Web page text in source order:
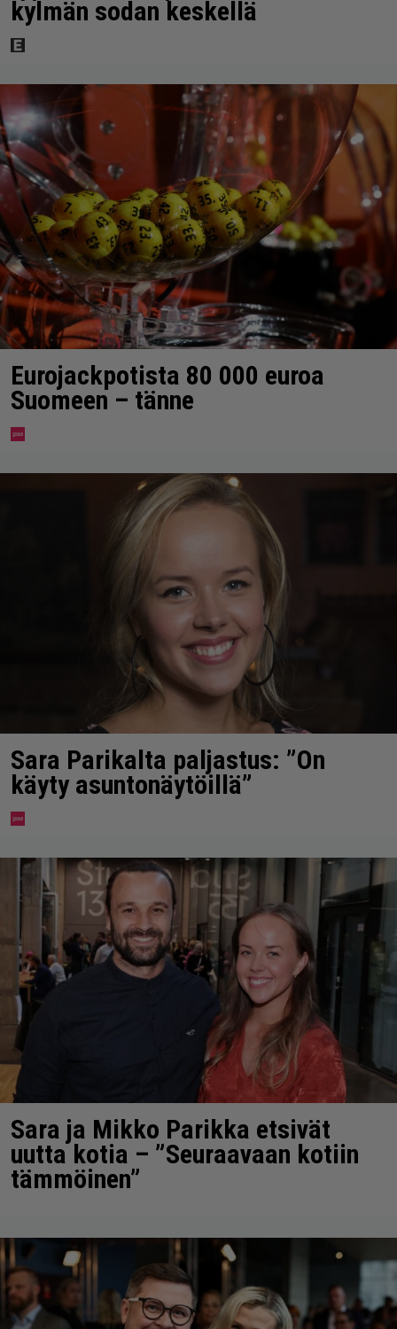
kylmän sodan keskellä
Eurojackpotista 80 000 euroa
Suomeen – tänne
Sara Parikalta paljastus: ”On
käyty asuntonäytöillä”
Sara ja Mikko Parikka etsivät
uutta kotia – ”Seuraavaan kotiin
tämmöinen”